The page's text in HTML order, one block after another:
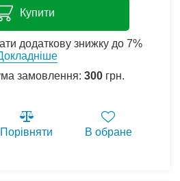
Купити
додаткову знижку до 7%
замовлення: 300 грн.
Порівняти В обране